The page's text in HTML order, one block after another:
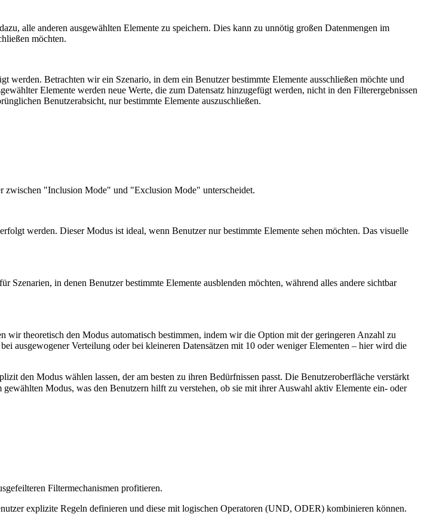
alle anderen ausgewählten Elemente zu speichern. Dies kann zu unnötig großen Datenmengen im
möchten.
werden. Betrachten wir ein Szenario, in dem ein Benutzer bestimmte Elemente ausschließen möchte und
Elemente werden neue Werte, die zum Datensatz hinzugefügt werden, nicht in den Filterergebnissen
Benutzerabsicht, nur bestimmte Elemente auszuschließen.
zwischen "Inclusion Mode" und "Exclusion Mode" unterscheidet.
werden. Dieser Modus ist ideal, wenn Benutzer nur bestimmte Elemente sehen möchten. Das visuelle
Szenarien, in denen Benutzer bestimmte Elemente ausblenden möchten, während alles andere sichtbar
theoretisch den Modus automatisch bestimmen, indem wir die Option mit der geringeren Anzahl zu
ausgewogener Verteilung oder bei kleineren Datensätzen mit 10 oder weniger Elementen – hier wird die
den Modus wählen lassen, der am besten zu ihren Bedürfnissen passt. Die Benutzeroberfläche verstärkt
Modus, was den Benutzern hilft zu verstehen, ob sie mit ihrer Auswahl aktiv Elemente ein- oder
Filtermechanismen profitieren.
explizite Regeln definieren und diese mit logischen Operatoren (UND, ODER) kombinieren können.